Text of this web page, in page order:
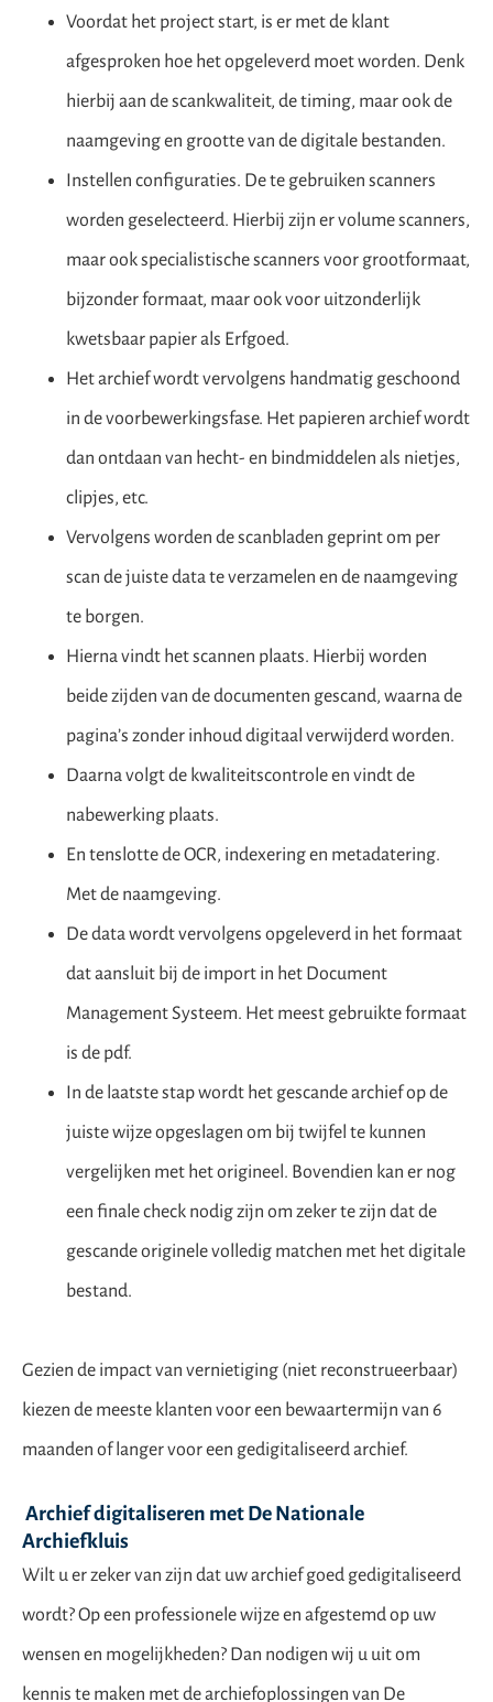
Voordat het project start, is er met de klant
afgesproken hoe het opgeleverd moet worden. Denk
hierbij aan de scankwaliteit, de timing, maar ook de
naamgeving en grootte van de digitale bestanden.
Instellen configuraties. De te gebruiken scanners
worden geselecteerd. Hierbij zijn er volume scanners,
maar ook specialistische scanners voor grootformaat,
bijzonder formaat, maar ook voor uitzonderlijk
kwetsbaar papier als Erfgoed.
Het archief wordt vervolgens handmatig geschoond
in de voorbewerkingsfase. Het papieren archief wordt
dan ontdaan van hecht- en bindmiddelen als nietjes,
clipjes, etc.
Vervolgens worden de scanbladen geprint om per
scan de juiste data te verzamelen en de naamgeving
te borgen.
Hierna vindt het scannen plaats. Hierbij worden
beide zijden van de documenten gescand, waarna de
pagina’s zonder inhoud digitaal verwijderd worden.
Daarna volgt de kwaliteitscontrole en vindt de
nabewerking plaats.
En tenslotte de OCR, indexering en metadatering.
Met de naamgeving.
De data wordt vervolgens opgeleverd in het formaat
dat aansluit bij de import in het Document
Management Systeem. Het meest gebruikte formaat
is de pdf.
In de laatste stap wordt het gescande archief op de
juiste wijze opgeslagen om bij twijfel te kunnen
vergelijken met het origineel. Bovendien kan er nog
een finale check nodig zijn om zeker te zijn dat de
gescande originele volledig matchen met het digitale
bestand.
Gezien de impact van vernietiging (niet reconstrueerbaar)
kiezen de meeste klanten voor een bewaartermijn van 6
maanden of langer voor een gedigitaliseerd archief.
Archief digitaliseren met De Nationale
Archiefkluis
Wilt u er zeker van zijn dat uw archief goed gedigitaliseerd
wordt? Op een professionele wijze en afgestemd op uw
wensen en mogelijkheden? Dan nodigen wij u uit om
kennis te maken met de archiefoplossingen van De